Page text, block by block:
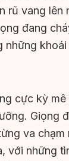
vang lên
đang
cực kỳ
Giọng
va chạm
với những